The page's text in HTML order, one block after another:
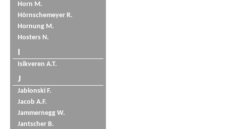
Horn M.
Hörnschemeyer R.
Hornung M.
Hosters N.
I
Isikveren A.T.
J
Jablonski F.
Jacob A.F.
Jammernegg W.
Jantscher B.